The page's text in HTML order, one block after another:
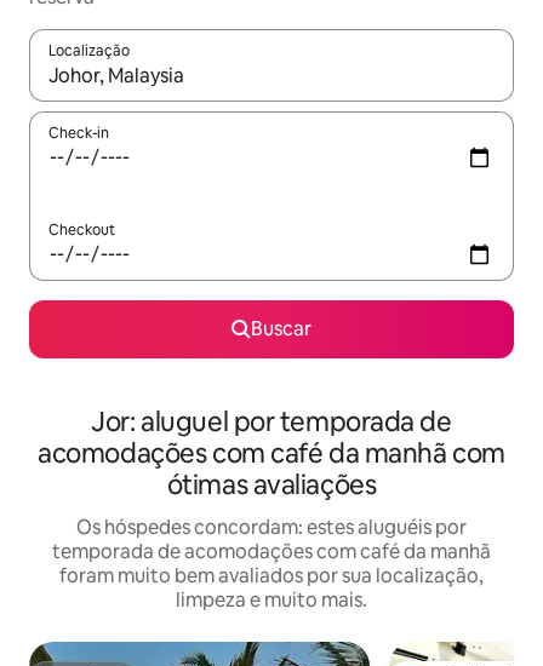
Localização
Quando os resultados estiverem disponíveis, explore-os
Check-in
Checkout
Buscar
Jor: aluguel por temporada de
acomodações com café da manhã com
ótimas avaliações
Os hóspedes concordam: estes aluguéis por
temporada de acomodações com café da manhã
foram muito bem avaliados por sua localização,
limpeza e muito mais.